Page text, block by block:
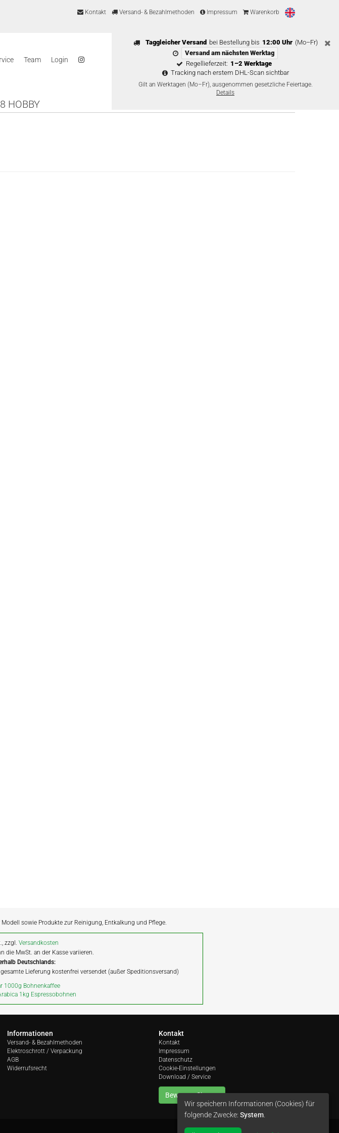
Kontakt Versand- & Bezahlmethoden Impressum Warenkorb
Taggleicher Versand bei Bestellung bis 12:00 Uhr (Mo–Fr)
Versand am nächsten Werktag
Regellieferzeit: 1–2 Werktage
Tracking nach erstem DHL-Scan sichtbar
Gilt an Werktagen (Mo–Fr), ausgenommen gesetzliche Feiertage.
Details
Team Login
HOBBY
sowie Produkte zur Reinigung, Entkalkung und Pflege.
zzgl.Versandkosten
die MwSt. an der Kasse variieren.
Deutschlands:
Lieferung kostenfrei versendet (außer Speditionsversand)
1000g Bohnenkaffee
1kg Espressobohnen
Informationen
Versand- & Bezahlmethoden
Elektroschrott / Verpackung
AGB
Widerrufsrecht
Kontakt
Kontakt
Impressum
Datenschutz
Cookie-Einstellungen
Download / Service
Bewerten Sie uns
Wir speichern Informationen (Cookies) für
folgende Zwecke: System